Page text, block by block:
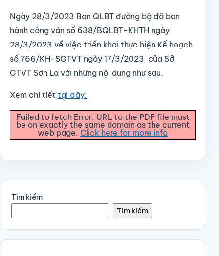
Ngày 28/3/2023 Ban QLBT đường bộ đã ban
hành công văn số 638/BQLBT-KHTH ngày
28/3/2023 về việc triển khai thực hiện Kế hoạch
số 766/KH-SGTVT ngày 17/3/2023 của Sở
GTVT Sơn La với những nội dung như sau.
Xem chi tiết tại đây:
Failed to fetch Error: URL to the PDF file must
be on exactly the same domain as the current
web page. Click here for more info
Tìm kiếm
Tìm kiếm